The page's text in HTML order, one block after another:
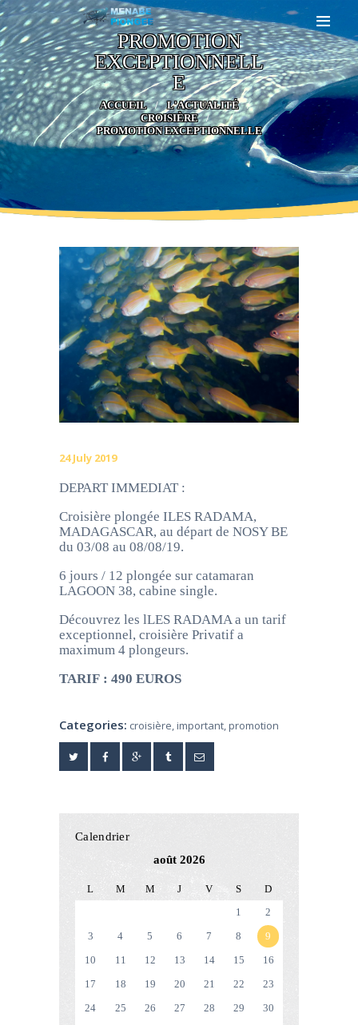
PROMOTION
EXCEPTIONNELL
E
ACCUEIL
L'ACTUALITÉ
CROISIÈRE
PROMOTION EXCEPTIONNELLE
ACCUEIL
A PROPOS
CROISIÈRE PLONGÉE
CATAMARAN
GALERIE
TARIFS
24 July 2019
DEPART IMMEDIAT :
Croisière plongée ILES RADAMA,
MADAGASCAR, au départ de NOSY BE
du 03/08 au 08/08/19.
6 jours / 12 plongée sur catamaran
LAGOON 38, cabine single.
Découvrez les lLES RADAMA a un tarif
exceptionnel, croisière Privatif a
maximum 4 plongeurs.
TARIF : 490 EUROS
Categories: croisière,important,promotion
Calendrier
août 2026
L M M J V S
D
1
2
3
4 5 6 7 8
9
10
11 12 13 14 15
16
17
18 19 20 21 22
23
24
25 26 27 28 29
30